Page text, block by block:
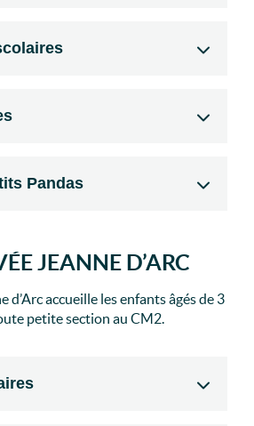
Pandas
JEANNE D’ARC
d’Arc accueille les enfants âgés de 3
petite section au CM2.